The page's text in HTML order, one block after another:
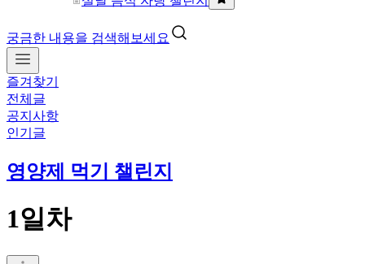
궁금한 내용을 검색해보세요
즐겨찾기
전체글
공지사항
인기글
영양제 먹기 챌린지
1일차